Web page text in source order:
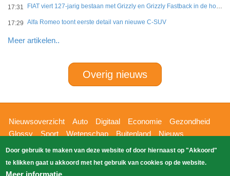
17:31 FIAT viert 127-jarig bestaan met Grizzly en Grizzly Fastback in de hoofdrol
17:29 Alfa Romeo toont eerste detail van nieuwe C-SUV
Meer artikelen..
Overig nieuws
Hoofdnavigatie
Nieuwsoverzicht Auto Digitaal Economie
Gezondheid
Glossy
Sport Wetenschap Buitenland
Nieuws
Bizzpress
Blik op 112 Provincies
Weekoverzicht
Zoeken
Copyright Blik Op Nieuws 2026gehost
Door gebruik te maken van deze website of door hiernaast op "Akkoord"
te klikken gaat u akkoord met het gebruik van cookies op de website.
Meer informatie